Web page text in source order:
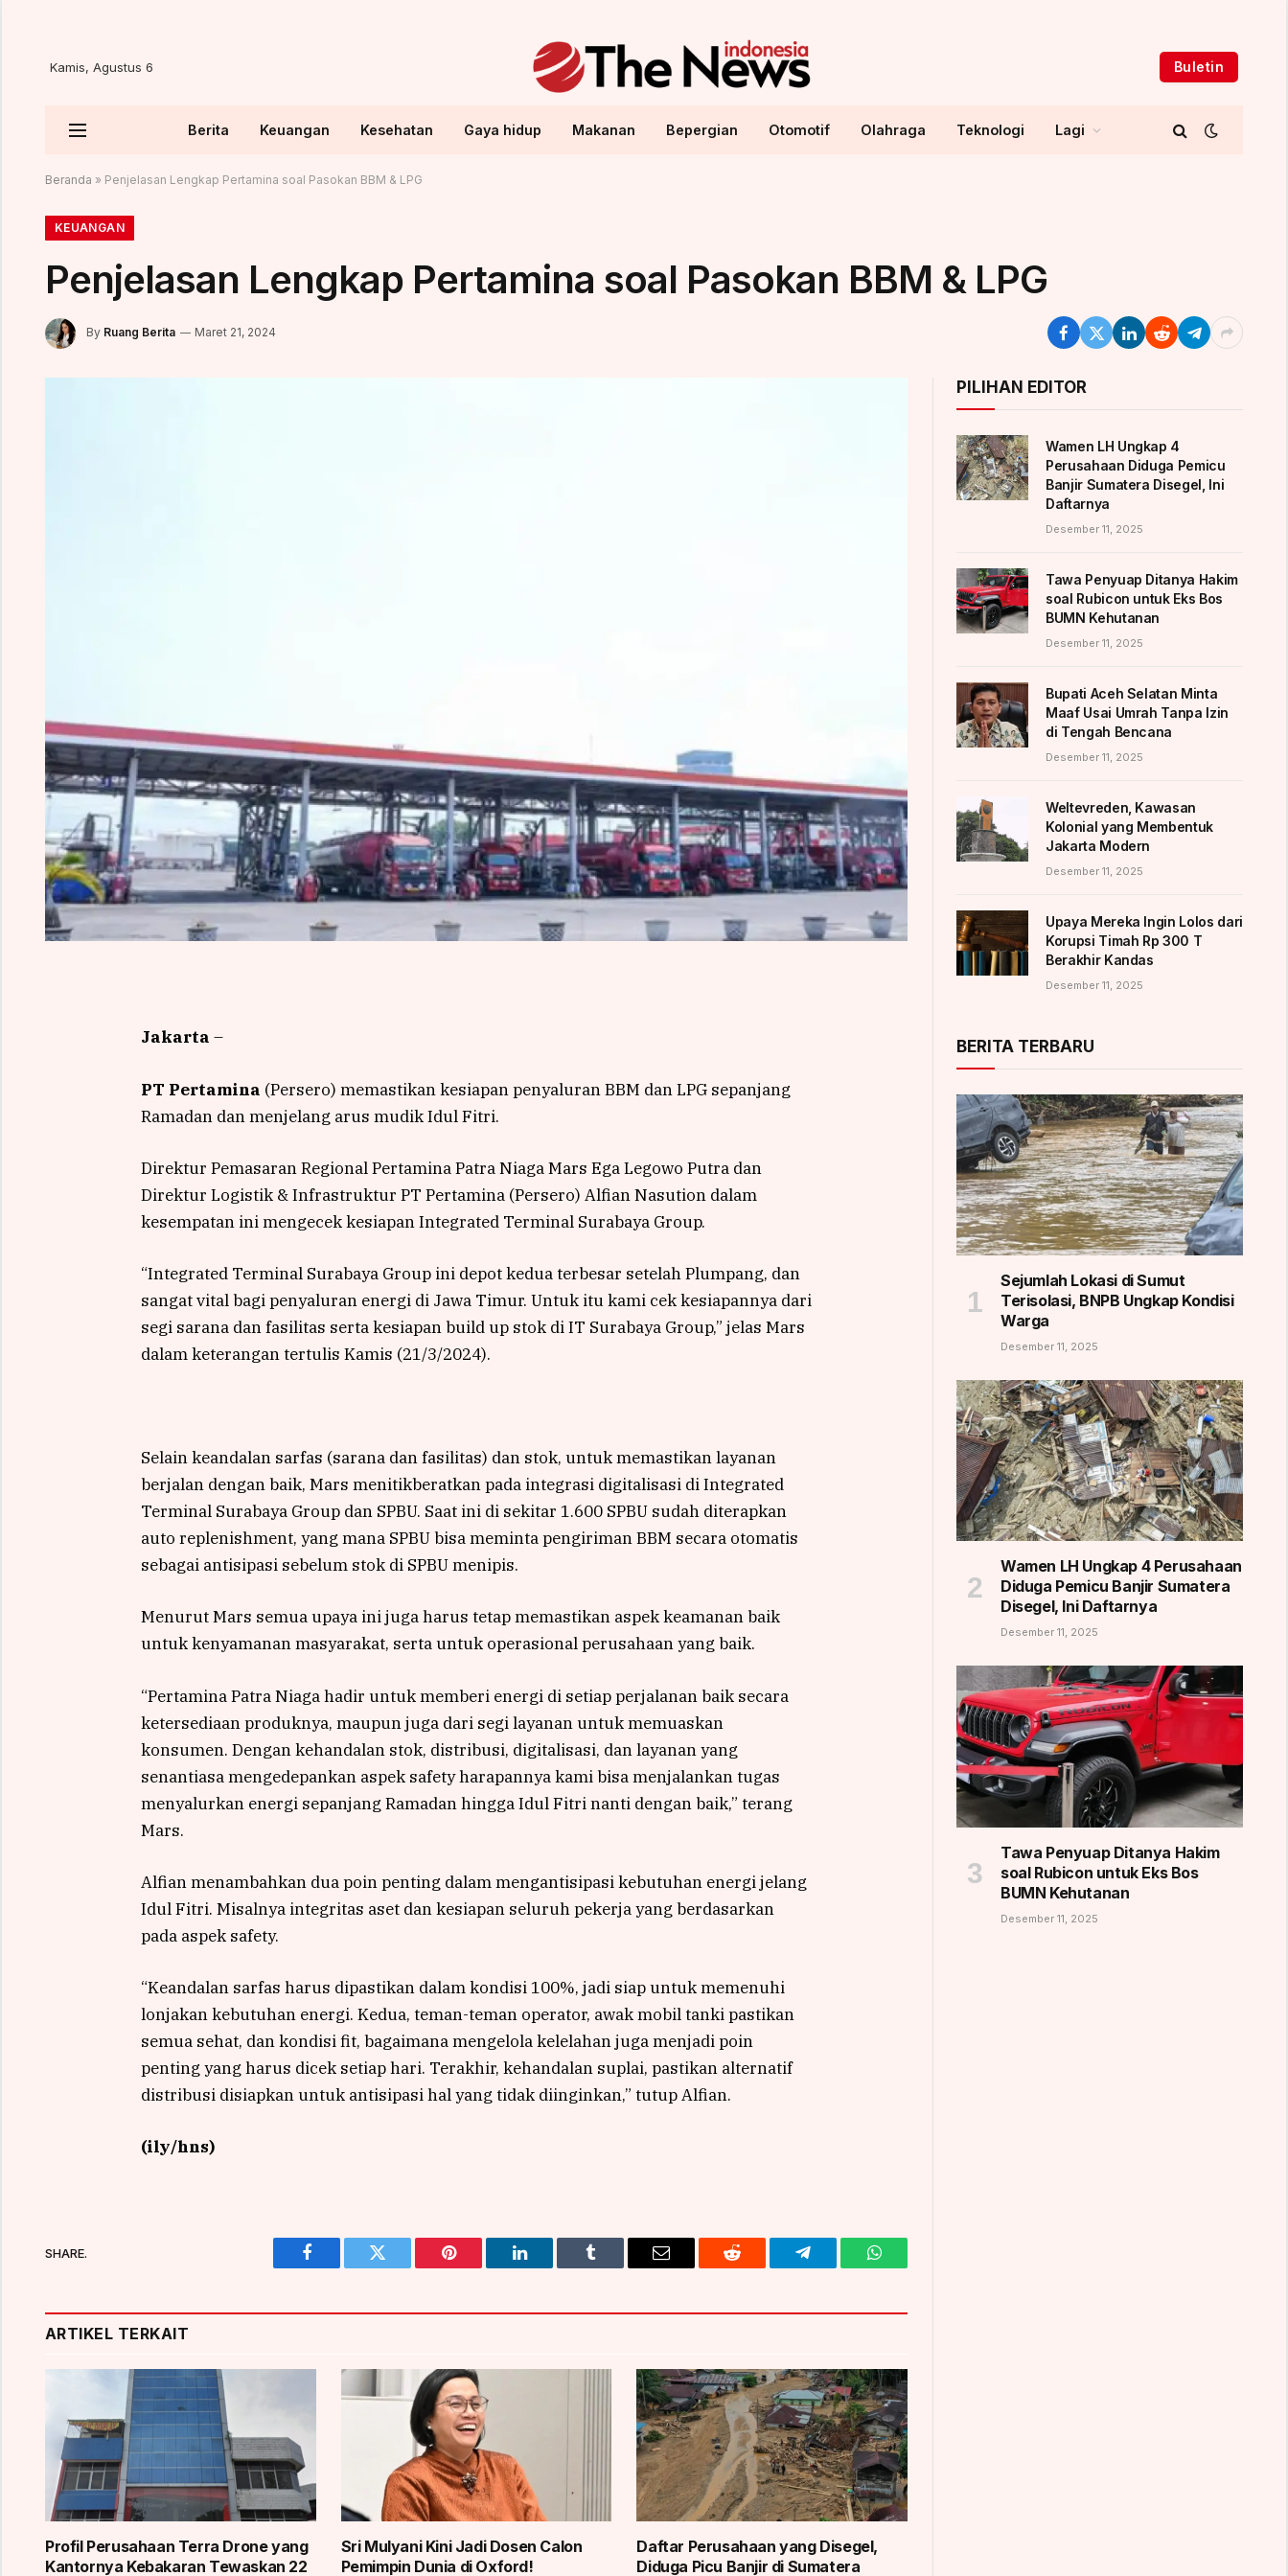
Kamis, Agustus 6 Buletin
Berita Keuangan Kesehatan Gaya hidup Makanan Bepergian Otomotif Olahraga Teknologi Lagi
Beranda » Penjelasan Lengkap Pertamina soal Pasokan BBM & LPG
KEUANGAN
Penjelasan Lengkap Pertamina soal Pasokan BBM & LPG
By Ruang Berita Maret 21, 2024
Jakarta –
PT Pertamina (Persero) memastikan kesiapan penyaluran BBM dan LPG sepanjang
Ramadan dan menjelang arus mudik Idul Fitri.
Direktur Pemasaran Regional Pertamina Patra Niaga Mars Ega Legowo Putra dan
Direktur Logistik & Infrastruktur PT Pertamina (Persero) Alfian Nasution dalam
kesempatan ini mengecek kesiapan Integrated Terminal Surabaya Group.
“Integrated Terminal Surabaya Group ini depot kedua terbesar setelah Plumpang, dan
sangat vital bagi penyaluran energi di Jawa Timur. Untuk itu kami cek kesiapannya dari
segi sarana dan fasilitas serta kesiapan build up stok di IT Surabaya Group,” jelas Mars
dalam keterangan tertulis Kamis (21/3/2024).
Selain keandalan sarfas (sarana dan fasilitas) dan stok, untuk memastikan layanan
berjalan dengan baik, Mars menitikberatkan pada integrasi digitalisasi di Integrated
Terminal Surabaya Group dan SPBU. Saat ini di sekitar 1.600 SPBU sudah diterapkan
auto replenishment, yang mana SPBU bisa meminta pengiriman BBM secara otomatis
sebagai antisipasi sebelum stok di SPBU menipis.
Menurut Mars semua upaya ini juga harus tetap memastikan aspek keamanan baik
untuk kenyamanan masyarakat, serta untuk operasional perusahaan yang baik.
“Pertamina Patra Niaga hadir untuk memberi energi di setiap perjalanan baik secara
ketersediaan produknya, maupun juga dari segi layanan untuk memuaskan
konsumen. Dengan kehandalan stok, distribusi, digitalisasi, dan layanan yang
senantiasa mengedepankan aspek safety harapannya kami bisa menjalankan tugas
menyalurkan energi sepanjang Ramadan hingga Idul Fitri nanti dengan baik,” terang
Mars.
Alfian menambahkan dua poin penting dalam mengantisipasi kebutuhan energi jelang
Idul Fitri. Misalnya integritas aset dan kesiapan seluruh pekerja yang berdasarkan
pada aspek safety.
“Keandalan sarfas harus dipastikan dalam kondisi 100%, jadi siap untuk memenuhi
lonjakan kebutuhan energi. Kedua, teman-teman operator, awak mobil tanki pastikan
semua sehat, dan kondisi fit, bagaimana mengelola kelelahan juga menjadi poin
penting yang harus dicek setiap hari. Terakhir, kehandalan suplai, pastikan alternatif
distribusi disiapkan untuk antisipasi hal yang tidak diinginkan,” tutup Alfian.
(ily/hns)
SHARE.
Facebook Twitter Pinterest LinkedIn Tumblr Email Reddit Telegram WhatsApp
ARTIKEL TERKAIT
Profil Perusahaan Terra Drone yang
Kantornya Kebakaran Tewaskan 22
Sri Mulyani Kini Jadi Dosen Calon
Pemimpin Dunia di Oxford!
Daftar Perusahaan yang Disegel,
Diduga Picu Banjir di Sumatera
PILIHAN EDITOR
Wamen LH Ungkap 4
Perusahaan Diduga Pemicu
Banjir Sumatera Disegel, Ini
Daftarnya
Desember 11, 2025
Tawa Penyuap Ditanya Hakim
soal Rubicon untuk Eks Bos
BUMN Kehutanan
Desember 11, 2025
Bupati Aceh Selatan Minta
Maaf Usai Umrah Tanpa Izin
di Tengah Bencana
Desember 11, 2025
Weltevreden, Kawasan
Kolonial yang Membentuk
Jakarta Modern
Desember 11, 2025
Upaya Mereka Ingin Lolos dari
Korupsi Timah Rp 300 T
Berakhir Kandas
Desember 11, 2025
BERITA TERBARU
Sejumlah Lokasi di Sumut
Terisolasi, BNPB Ungkap Kondisi
Warga
Desember 11, 2025
Wamen LH Ungkap 4 Perusahaan
Diduga Pemicu Banjir Sumatera
Disegel, Ini Daftarnya
Desember 11, 2025
Tawa Penyuap Ditanya Hakim
soal Rubicon untuk Eks Bos
BUMN Kehutanan
Desember 11, 2025